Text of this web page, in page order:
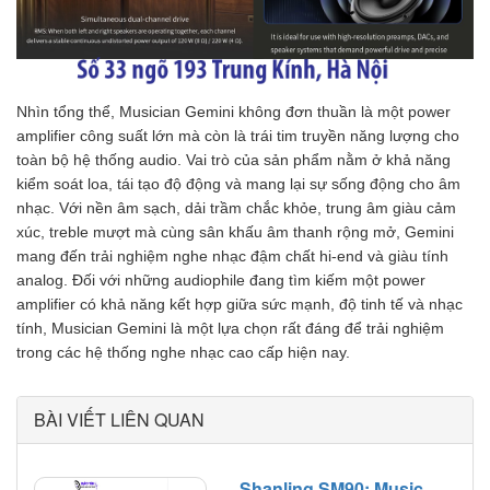
Nhìn tổng thể, Musician Gemini không đơn thuần là một power
amplifier công suất lớn mà còn là trái tim truyền năng lượng cho
toàn bộ hệ thống audio. Vai trò của sản phẩm nằm ở khả năng
kiểm soát loa, tái tạo độ động và mang lại sự sống động cho âm
nhạc. Với nền âm sạch, dải trầm chắc khỏe, trung âm giàu cảm
xúc, treble mượt mà cùng sân khấu âm thanh rộng mở, Gemini
mang đến trải nghiệm nghe nhạc đậm chất hi-end và giàu tính
analog. Đối với những audiophile đang tìm kiếm một power
amplifier có khả năng kết hợp giữa sức mạnh, độ tinh tế và nhạc
tính, Musician Gemini là một lựa chọn rất đáng để trải nghiệm
trong các hệ thống nghe nhạc cao cấp hiện nay.
BÀI VIẾT LIÊN QUAN